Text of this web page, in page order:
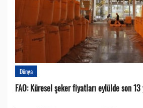
Dünya
FAO: Küresel şeker fiyatları eylülde son